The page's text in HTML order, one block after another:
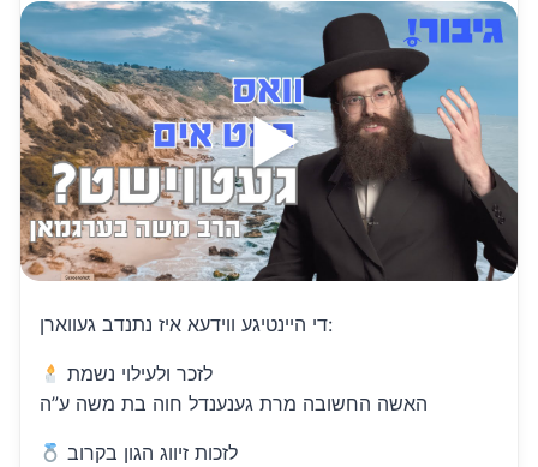
at
s
A
p
p
ai
l
ai
l
ar
e
די היינטיגע ווידעא איז נתנדב געווארן:
לזכר ולעילוי נשמת
האשה החשובה מרת גענענדל חוה בת משה ע”ה
לזכות זיווג הגון בקרוב